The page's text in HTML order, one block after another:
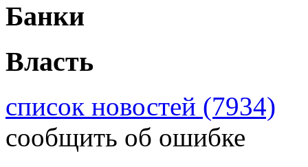
Банки
Власть
список новостей (7934)
сообщить об ошибке